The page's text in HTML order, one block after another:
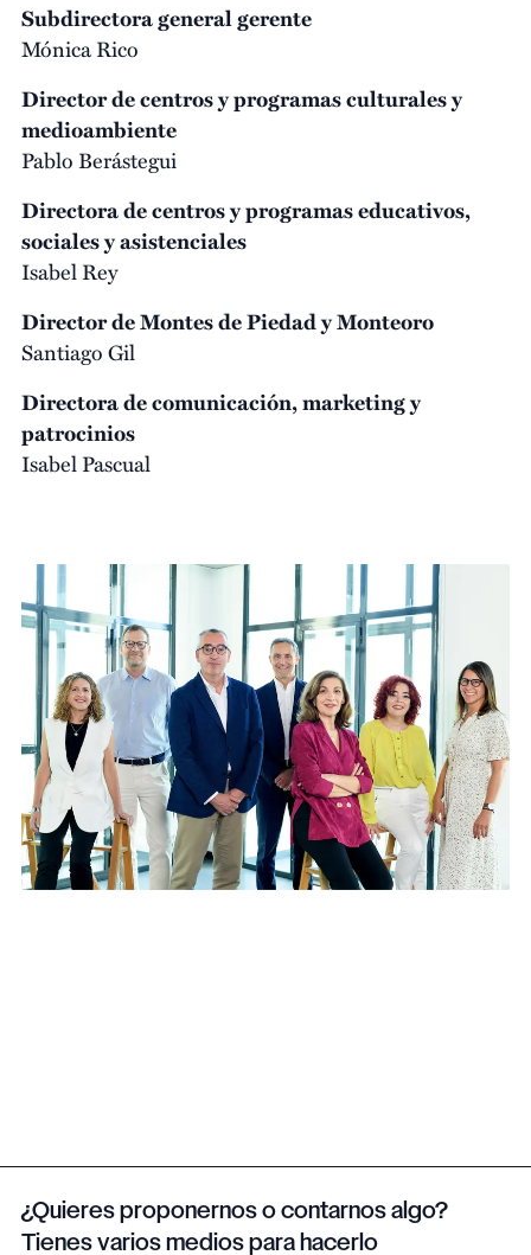
Subdirectora general gerente
Mónica Rico
Director de centros y programas culturales y
medioambiente
Pablo Berástegui
Directora de centros y programas educativos,
sociales y asistenciales
Isabel Rey
Director de Montes de Piedad y Monteoro
Santiago Gil
Directora de comunicación, marketing y
patrocinios
Isabel Pascual
¿Quieres proponernos o contarnos algo?
Tienes varios medios para hacerlo